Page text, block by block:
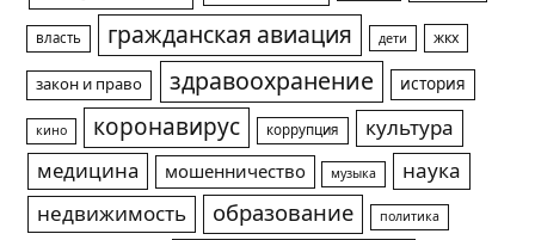
власть гражданская авиация дети жкх
закон и право здравоохранение история
кино коронавирус коррупция
культура
медицина
мошенничество музыка
наука
недвижимость
образование политика